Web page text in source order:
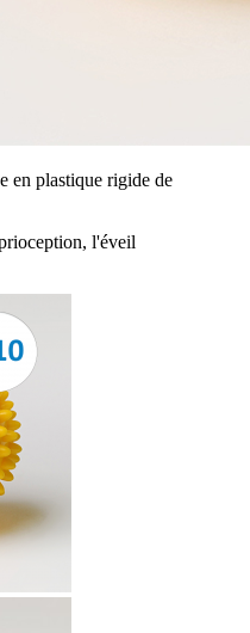
en plastique rigide de
l'éveil